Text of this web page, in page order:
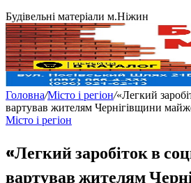
Будівельні матеріали м.Ніжин
Головна/Місто і регіон/«Легкий
вартував жителям Чернігівщини
Місто і регіон
«Легкий заробіток в
вартував жителям